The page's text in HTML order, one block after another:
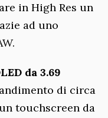
in High Res un
ad uno
da 3.69
di circa
touchscreen da